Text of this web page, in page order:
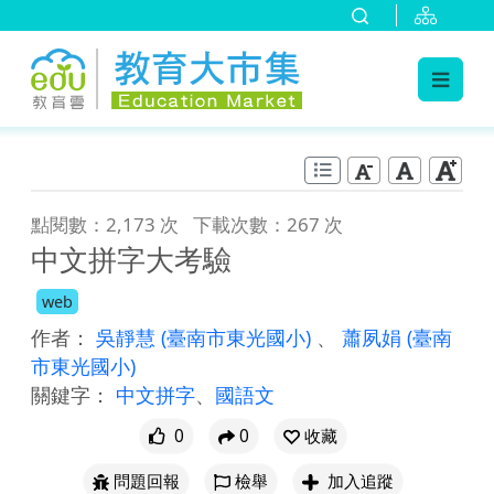
點閱數：2,173 次 下載次數：267 次
中文拼字大考驗
web
作者： 吳靜慧 (臺南市東光國小) 、 蕭夙娟 (臺南
市東光國小)
關鍵字： 中文拼字、 國語文
0 0
收藏
問題回報
檢舉 加入追蹤